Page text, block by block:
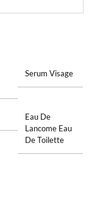
Serum Visage
Eau De
Lancome Eau
De Toilette